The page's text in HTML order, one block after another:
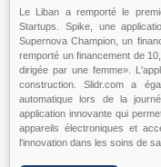
Le Liban a remporté le
Startups. Spike, une
Supernova Champion, un
remporté un financement de
dirigée par une femme».
construction. Slidr.com a
automatique lors de la
application innovante qui
appareils électroniques et
l'innovation dans les soins de